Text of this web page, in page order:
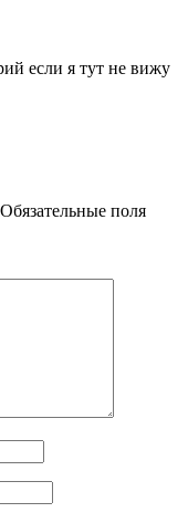
если я тут не вижу
Обязательные поля